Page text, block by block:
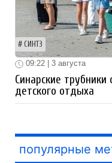
СИНТЗ
09:22 | 3 августа
Синарские
детского отдыха
популярные